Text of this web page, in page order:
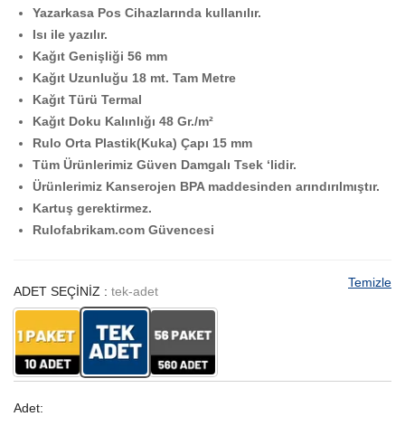
Yazarkasa Pos Cihazlarında kullanılır.
Isı ile yazılır.
Kağıt Genişliği 56 mm
Kağıt Uzunluğu 18 mt. Tam Metre
Kağıt Türü Termal
Kağıt Doku Kalınlığı 48 Gr./m²
Rulo Orta Plastik(Kuka) Çapı 15 mm
Tüm Ürünlerimiz Güven Damgalı Tsek ‘lidir.
Ürünlerimiz Kanserojen BPA maddesinden arındırılmıştır.
Kartuş gerektirmez.
Rulofabrikam.com Güvencesi
ADET SEÇİNİZ : tek-adet
1 PAKET - 10 ADET
TEK ADET
Temizle
Adet: